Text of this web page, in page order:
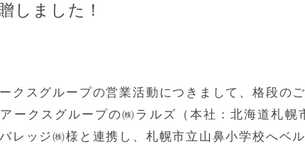
しました！
クスグループの営業活動につきまして、格段の
ークスグループの㈱ラルズ（本社：北海道札
レッジ㈱様と連携し、札幌市立山鼻小学校へベ